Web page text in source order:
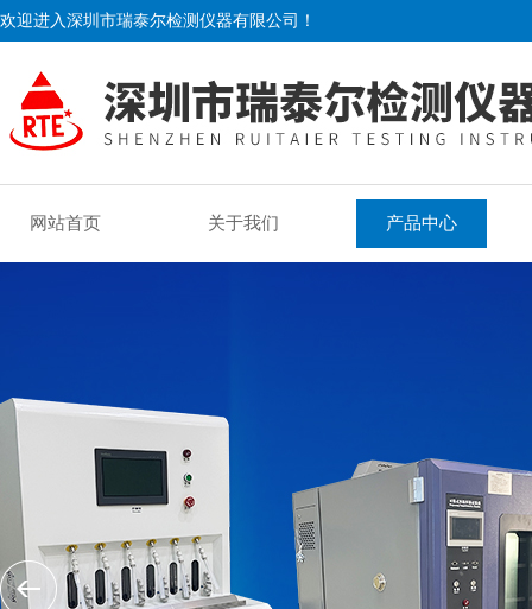
欢迎进入深圳市瑞泰尔检测仪器有限公司！
网站首页 关于我们 产品中心